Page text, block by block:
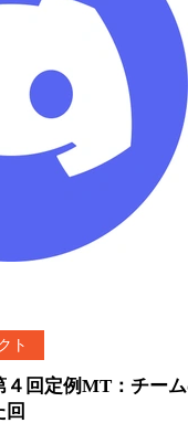
べに行ってきました。 由岐漁港の
場となった由岐町の上
４回定例MT：チーム
回
ト